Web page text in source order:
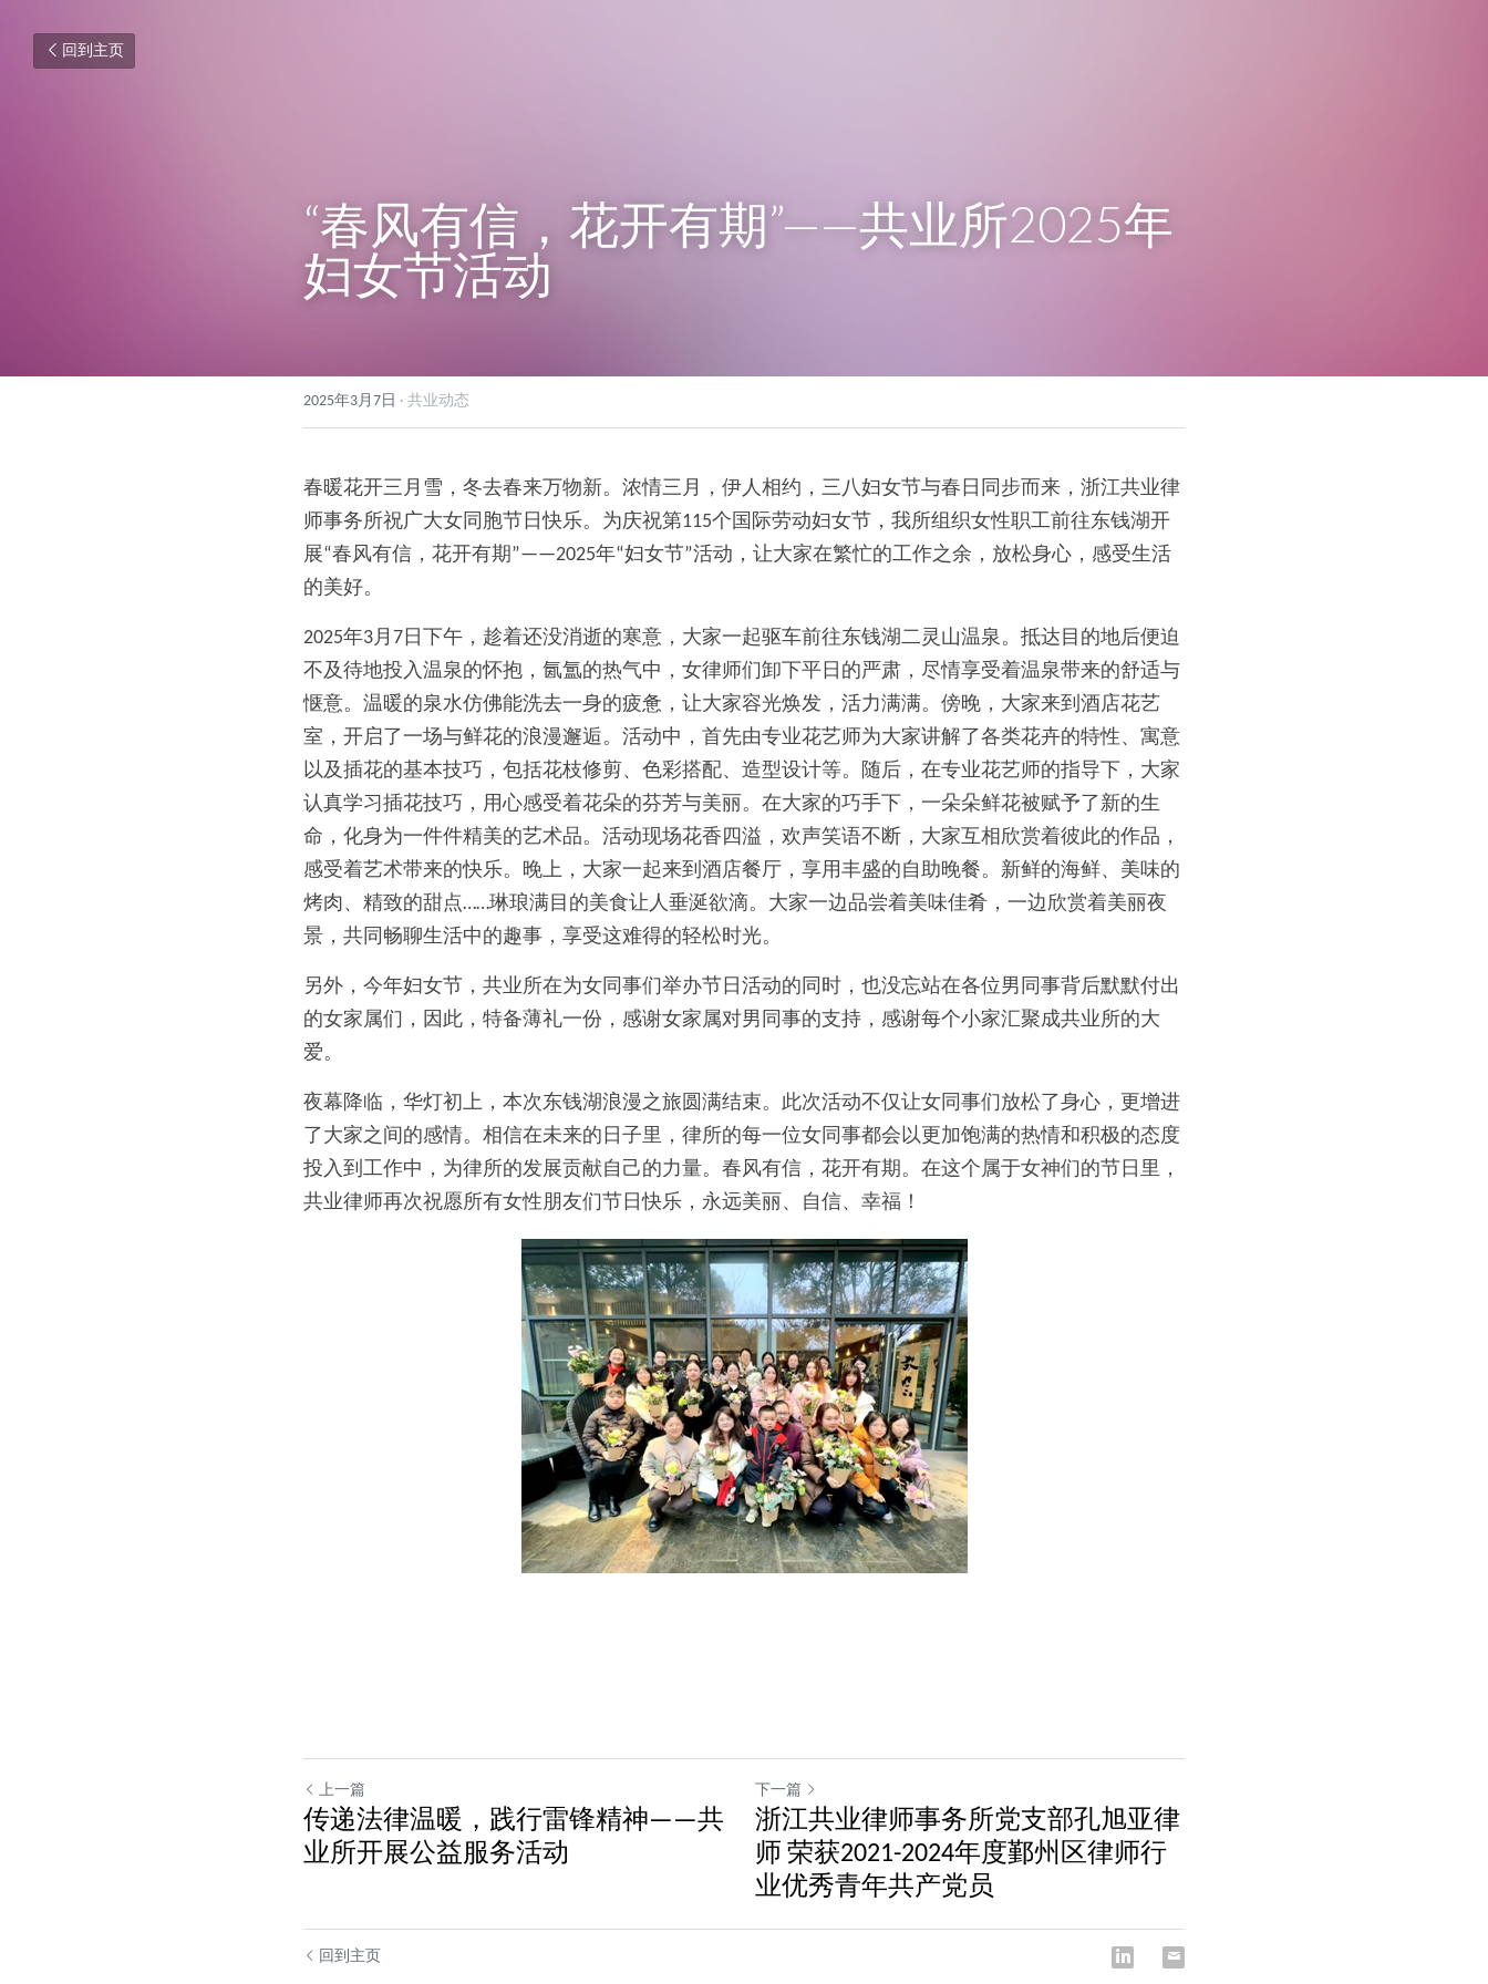
回到主页
“春风有信，花开有期”——共业所2025年
妇女节活动
2025年3月7日 · 共业动态
春暖花开三月雪，冬去春来万物新。浓情三月，伊人相约，三八妇女节与春日同步而来，浙江共业律
师事务所祝广大女同胞节日快乐。为庆祝第115个国际劳动妇女节，我所组织女性职工前往东钱湖开
展“春风有信，花开有期”——2025年“妇女节”活动，让大家在繁忙的工作之余，放松身心，感受生活
的美好。
2025年3月7日下午，趁着还没消逝的寒意，大家一起驱车前往东钱湖二灵山温泉。抵达目的地后便迫
不及待地投入温泉的怀抱，氤氲的热气中，女律师们卸下平日的严肃，尽情享受着温泉带来的舒适与
惬意。温暖的泉水仿佛能洗去一身的疲惫，让大家容光焕发，活力满满。傍晚，大家来到酒店花艺
室，开启了一场与鲜花的浪漫邂逅。活动中，首先由专业花艺师为大家讲解了各类花卉的特性、寓意
以及插花的基本技巧，包括花枝修剪、色彩搭配、造型设计等。随后，在专业花艺师的指导下，大家
认真学习插花技巧，用心感受着花朵的芬芳与美丽。在大家的巧手下，一朵朵鲜花被赋予了新的生
命，化身为一件件精美的艺术品。活动现场花香四溢，欢声笑语不断，大家互相欣赏着彼此的作品，
感受着艺术带来的快乐。晚上，大家一起来到酒店餐厅，享用丰盛的自助晚餐。新鲜的海鲜、美味的
烤肉、精致的甜点……琳琅满目的美食让人垂涎欲滴。大家一边品尝着美味佳肴，一边欣赏着美丽夜
景，共同畅聊生活中的趣事，享受这难得的轻松时光。
另外，今年妇女节，共业所在为女同事们举办节日活动的同时，也没忘站在各位男同事背后默默付出
的女家属们，因此，特备薄礼一份，感谢女家属对男同事的支持，感谢每个小家汇聚成共业所的大
爱。
夜幕降临，华灯初上，本次东钱湖浪漫之旅圆满结束。此次活动不仅让女同事们放松了身心，更增进
了大家之间的感情。相信在未来的日子里，律所的每一位女同事都会以更加饱满的热情和积极的态度
投入到工作中，为律所的发展贡献自己的力量。春风有信，花开有期。在这个属于女神们的节日里，
共业律师再次祝愿所有女性朋友们节日快乐，永远美丽、自信、幸福！
上一篇
传递法律温暖，践行雷锋精神——共
业所开展公益服务活动
下一篇
浙江共业律师事务所党支部孔旭亚律
师 荣获2021-2024年度鄞州区律师行
业优秀青年共产党员
回到主页